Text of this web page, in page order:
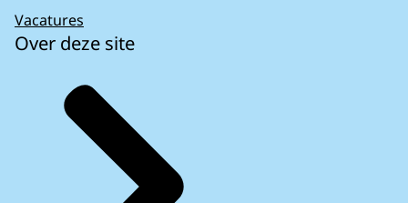
Vacatures
Over deze site